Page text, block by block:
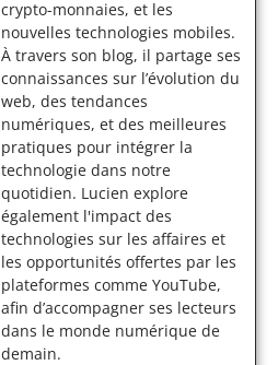
crypto-monnaies, et les
nouvelles technologies mobiles.
À travers son blog, il partage ses
connaissances sur l’évolution du
web, des tendances
numériques, et des meilleures
pratiques pour intégrer la
technologie dans notre
quotidien. Lucien explore
également l'impact des
technologies sur les affaires et
les opportunités offertes par les
plateformes comme YouTube,
afin d’accompagner ses lecteurs
dans le monde numérique de
demain.